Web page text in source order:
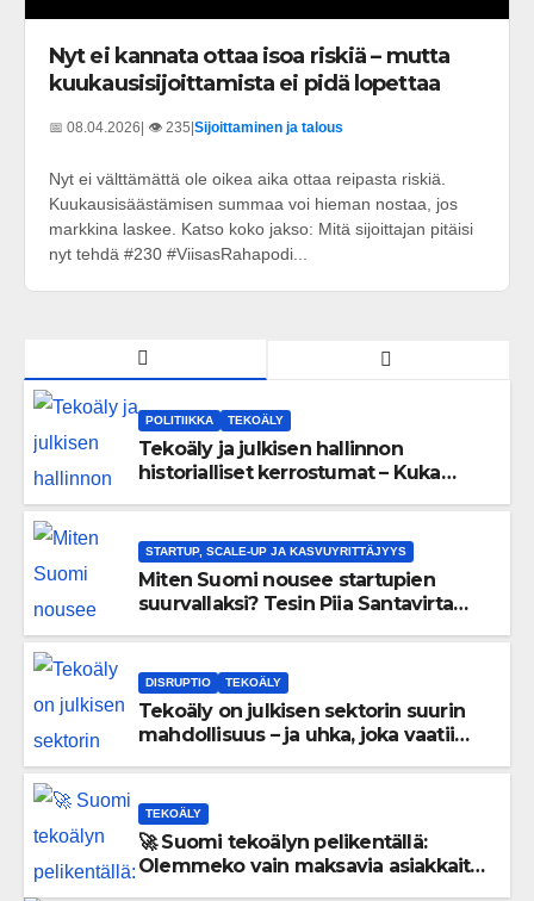
Nyt ei kannata ottaa isoa riskiä – mutta
kuukausisijoittamista ei pidä lopettaa
📅 08.04.2026| 👁️ 235|Sijoittaminen ja talous
Nyt ei välttämättä ole oikea aika ottaa reipasta riskiä.
Kuukausisäästämisen summaa voi hieman nostaa, jos
markkina laskee. Katso koko jakso: Mitä sijoittajan pitäisi
nyt tehdä #230 #ViisasRahapodi...
POLITIIKKA TEKOÄLY
Tekoäly ja julkisen hallinnon
historialliset kerrostumat – Kuka
STARTUP, SCALE-UP JA KASVUYRITTÄJYYS
Miten Suomi nousee startupien
suurvallaksi? Tesin Piia Santavirta
DISRUPTIO TEKOÄLY
Tekoäly on julkisen sektorin suurin
mahdollisuus – ja uhka, joka vaatii
TEKOÄLY
🚀 Suomi tekoälyn pelikentällä:
Olemmeko vain maksavia asiakkaita